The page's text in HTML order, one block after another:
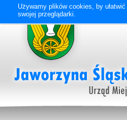
Używamy plików cookies, by
swojej przeglądarki.